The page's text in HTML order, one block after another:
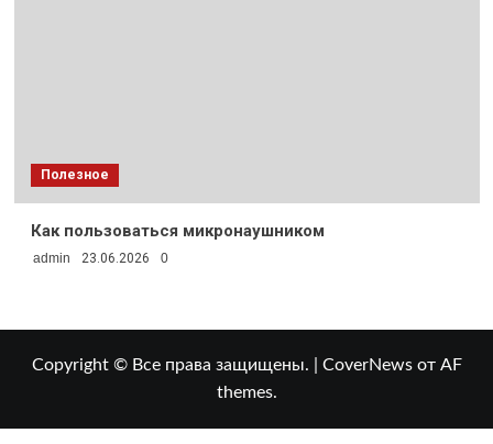
Полезное
Как пользоваться микронаушником
admin 23.06.2026 0
Copyright © Все права защищены. CoverNewsот AF
themes.